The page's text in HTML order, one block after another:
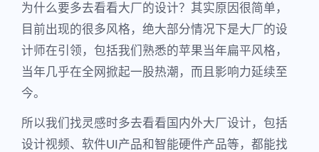
为什么要多去看看大厂的设计？其实原因很简单，
目前出现的很多风格，绝大部分情况下是大厂的设
计师在引领，包括我们熟悉的苹果当年扁平风格，
当年几乎在全网掀起一股热潮，而且影响力延续至
今。
所以我们找灵感时多去看看国内外大厂设计，包括
设计视频、软件UI产品和智能硬件产品等，都能找